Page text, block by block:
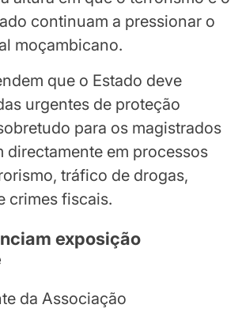
continuam a pressionar o
moçambicano.
que o Estado deve
urgentes de proteção
para os magistrados
directamente em processos
tráfico de drogas,
crimes fiscais.
exposição
da Associação